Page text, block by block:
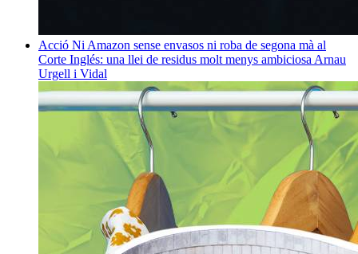
Acció Ni Amazon sense envasos ni roba de segona mà al
Corte Inglés: una llei de residus molt menys ambiciosa Arnau
Urgell i Vidal